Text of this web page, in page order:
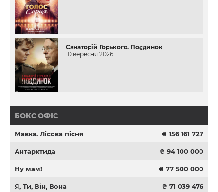
Санаторій Горького. Поєдинок
10 вересня 2026
БОКС ОФІС
Мавка. Лісова пісня ₴ 156 161 727
Антарктида ₴ 94 100 000
Ну мам! ₴ 77 500 000
Я, Ти, Він, Вона ₴ 71 039 476